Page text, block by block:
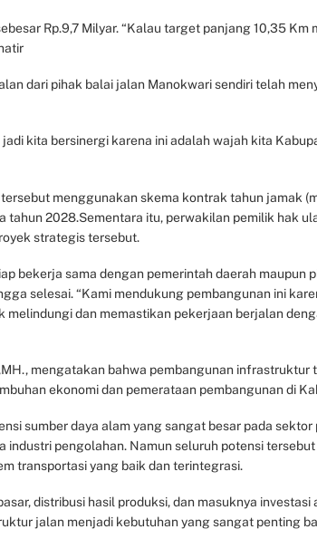
Rp.9,7 Milyar. “Kalau target panjang 10,35 Km
dari pihak balai jalan Manokwari sendiri telah
kita bersinergi karena ini adalah wajah kita
menggunakan skema kontrak tahun jamak
tahun 2028.Sementara itu, perwakilan pemilik hak
strategis tersebut.
bekerja sama dengan pemerintah daerah maupun
selesai. “Kami mendukung pembangunan ini
melindungi dan memastikan pekerjaan berjalan
mengatakan bahwa pembangunan
ekonomi dan pemerataan pembangunan di
sumber daya alam yang sangat besar pada
industri pengolahan. Namun seluruh potensi
transportasi yang baik dan terintegrasi.
distribusi hasil produksi, dan masuknya
jalan menjadi kebutuhan yang sangat penting